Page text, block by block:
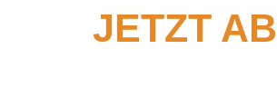
JETZT